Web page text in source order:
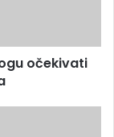
očekivati